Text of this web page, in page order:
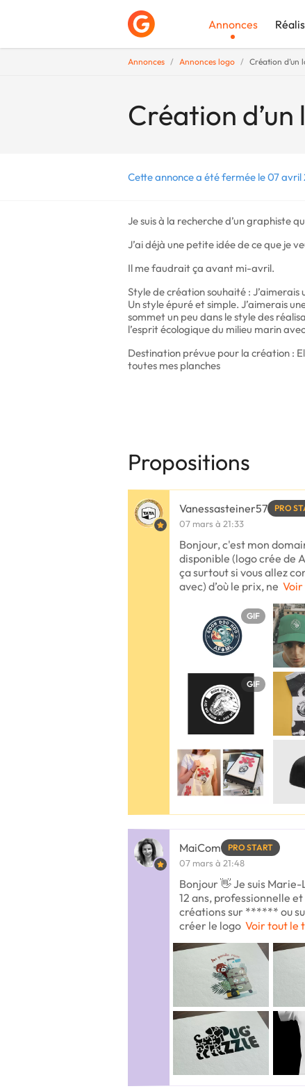
Annonces
Annonces Annonces logo Création d’un
Création
Cette annonce a été fermée le 07 avril
Je suis à la recherche d’un graphiste
J’ai déjà une petite idée de ce que je
Il me faudrait ça avant mi-avril.
Style de création souhaité :
Un style épuré et simple. J’aimerais
sommet un peu dans le style des
l’esprit écologique du milieu marin
Destination prévue pour la création :
toutes mes planches
Propositions
Vanessasteiner57 PRO
07 mars à 21:33
Bonjour, c'est mon
disponible (logo crée de
ça surtout si vous allez
avec) d’où le prix, ne
GIF
GIF
MaiCom PRO START
07 mars à 21:48
Bonjour 👋 Je suis
12 ans, professionnelle
créations sur ****** ou
créer le logo Voir tout le